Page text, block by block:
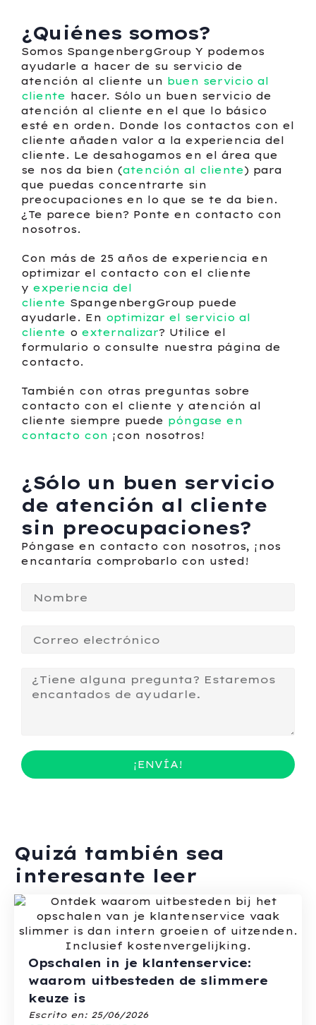
¿Quiénes somos?
Somos SpangenbergGroup Y podemos
ayudarle a hacer de su servicio de
atención al cliente un buen servicio al
cliente hacer. Sólo un buen servicio de
atención al cliente en el que lo básico
esté en orden. Donde los contactos con el
cliente añaden valor a la experiencia del
cliente. Le desahogamos en el área que
se nos da bien (atención al cliente) para
que puedas concentrarte sin
preocupaciones en lo que se te da bien.
¿Te parece bien? Ponte en contacto con
nosotros.
Con más de 25 años de experiencia en
optimizar el contacto con el cliente
y experiencia del
cliente SpangenbergGroup puede
ayudarle. En optimizar el servicio al
cliente o externalizar? Utilice el
formulario o consulte nuestra página de
contacto.
También con otras preguntas sobre
contacto con el cliente y atención al
cliente siempre puede póngase en
contacto con ¡con nosotros!
¿Sólo un buen servicio
de atención al cliente
sin preocupaciones?
Póngase en contacto con nosotros, ¡nos
encantaría comprobarlo con usted!
¡ENVÍA!
Quizá también sea
interesante leer
Opschalen in je klantenservice:
waarom uitbesteden de slimmere
keuze is
Escrito en: 25/06/2026